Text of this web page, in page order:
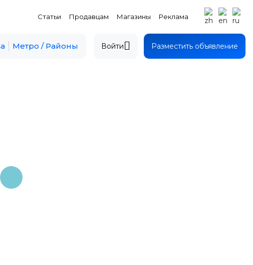
Статьи Продавцам Магазины Реклама
Метро / Районы Войти Разместить объявление